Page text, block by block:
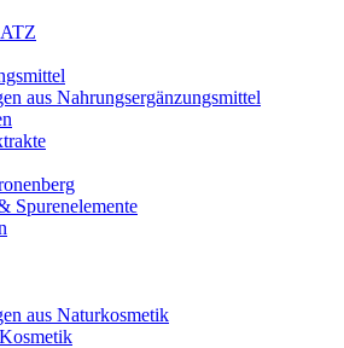
aus Nahrungsergänzungsmittel
Spurenelemente
aus Naturkosmetik